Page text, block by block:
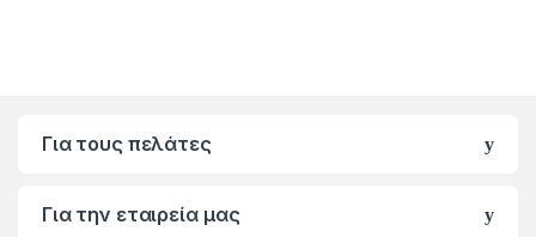
Για τους πελάτες
Για την εταιρεία μας